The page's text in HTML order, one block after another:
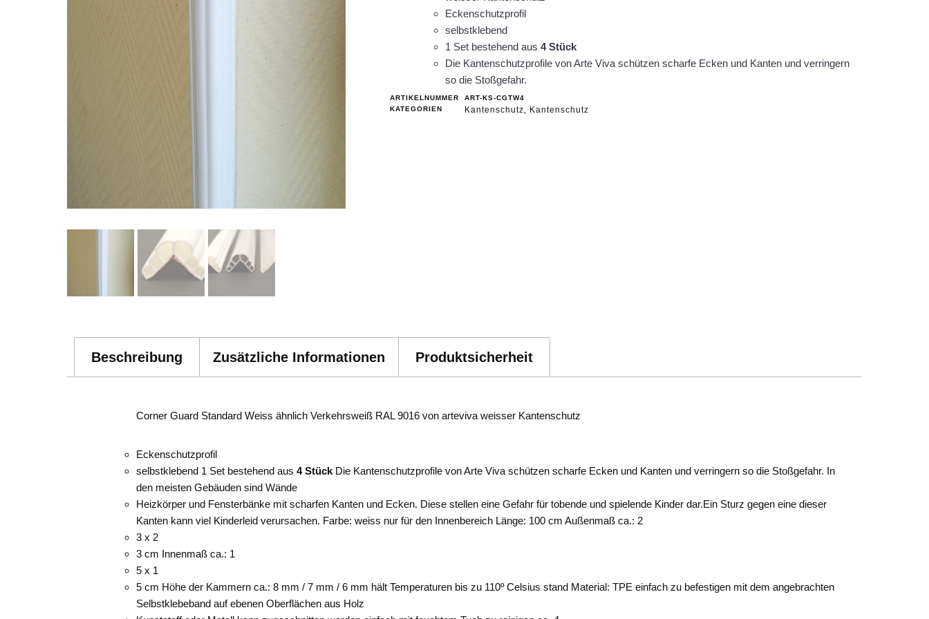
Eckenschutzprofil
selbstklebend
1 Set bestehend aus 4 Stück
Die Kantenschutzprofile von Arte Viva schützen scharfe Ecken und Kanten und verringern
so die Stoßgefahr.
ARTIKELNUMMER
ART-KS-CGTW4
KATEGORIEN
Kantenschutz Kantenschutz
Beschreibung Zusätzliche Informationen Produktsicherheit
Corner Guard Standard Weiss ähnlich Verkehrsweiß RAL 9016 von arteviva weisser Kantenschutz
Eckenschutzprofil
selbstklebend 1 Set bestehend aus 4 Stück Die Kantenschutzprofile von Arte Viva schützen scharfe Ecken und Kanten und verringern so die Stoßgefahr. In
den meisten Gebäuden sind Wände
Heizkörper und Fensterbänke mit scharfen Kanten und Ecken. Diese stellen eine Gefahr für tobende und spielende Kinder dar.Ein Sturz gegen eine dieser
Kanten kann viel Kinderleid verursachen. Farbe: weiss nur für den Innenbereich Länge: 100 cm Außenmaß ca.: 2
3 x 2
3 cm Innenmaß ca.: 1
5 x 1
5 cm Höhe der Kammern ca.: 8 mm / 7 mm / 6 mm hält Temperaturen bis zu 110º Celsius stand Material: TPE einfach zu befestigen mit dem angebrachten
Selbstklebeband auf ebenen Oberflächen aus Holz